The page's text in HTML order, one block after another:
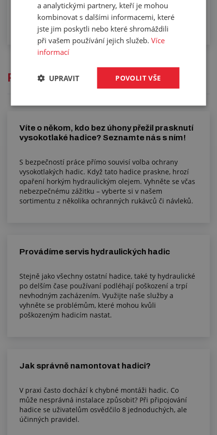
Přečtěte si
Víte o někom, kdo bez úhony přežil prasknutí
vysokotlaké hadice? Seznamte nás s ním!
S bezpečností práce přímo souvisí volba ochrany
vysokotlakých hadic. Když tato hadice praskne, hrozí
opaření horkým hydraulickým olejem. Vyhněte se včas
nebezpečnému zážitku – vyberte si v našem
sortimentu z několika ochranných rukávců či návleků.
Provádíme servis hydraulických hadic
Stejně jako všechny ostatní hadice, také ty hydraulické
po delším čase používaní podléhají poškození a trpí
nevhodným zacházením. Využijte naše služby a
vyhněte se problémům, které mohou kvůli
poškozeným hadicím nastat.
Jak správně namontovat hadici?
V praxi často dochází k chybné montáži hadic. Co
může nesprávná instalace způsobit? Při připojování
hadice se uživatelům osvědčilo 8 jednoduchých, ale
účinných pravidel.
a analytickými partnery, kteří je mohou
kombinovat s dalšími informacemi, které
jste jim poskytli nebo které shromáždili
při vašem používání jejich služeb.Více
informací
POVOLIT VŠE
UPRAVIT